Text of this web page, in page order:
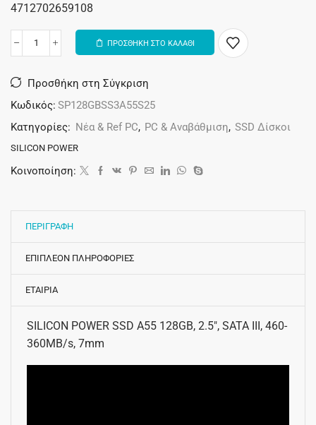
4712702659108
ΠΡΟΣΘΗΚΗ ΣΤΟ ΚΑΛΑΘΙ
Προσθήκη στη Σύγκριση
Κωδικός: SP128GBSS3A55S25
Κατηγορίες: Νέα & Ref PC, PC & Αναβάθμιση, SSD Δίσκοι
SILICON POWER
Κοινοποίηση:
ΠΕΡΙΓΡΑΦΗ
ΕΠΙΠΛΕΟΝ ΠΛΗΡΟΦΟΡΙΕΣ
ΕΤΑΙΡΙΑ
SILICON POWER SSD A55 128GB, 2.5″, SATA III, 460-
360MB/s, 7mm